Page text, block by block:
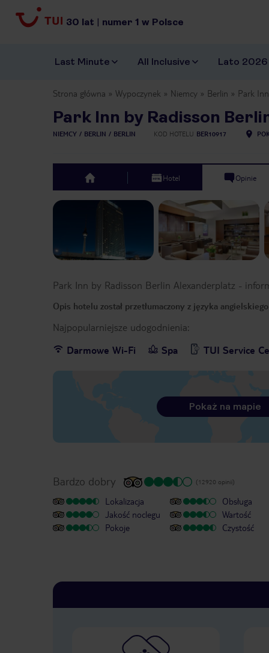
30 lat | numer 1 w Polsce
Last Minute All Inclusive Lato 2026
Strona główna Wypoczynek Niemcy Berlin Park
Park Inn by Radisson
NIEMCY BERLIN BERLIN KOD HOTELU BER10917
top Hotel Opinie
Previous slide
Park Inn by Radisson Berlin Alexanderplatz -
Opis hotelu został przetłumaczony z języka
Najpopularniejsze udogodnienia:
Darmowe Wi-Fi
Spa TUI Service
Pokaż na mapie
Bardzo dobry (12920 opinii)
Lokalizacja
Jakość noclegu
Pokoje
Obsługa
Wartość
Czystość